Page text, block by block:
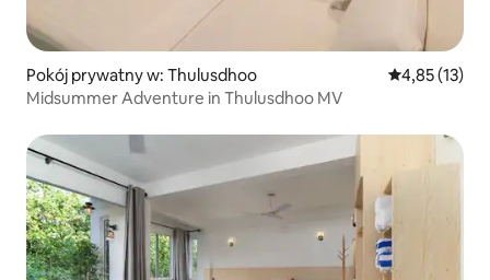
Pokój prywatny w: Thulusdhoo Średnia
4,85 (13)
Midsummer Adventure in Thulusdhoo MV